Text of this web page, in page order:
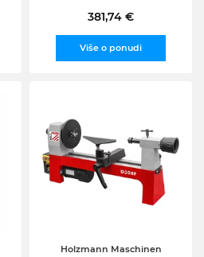
381,74 €
Više o ponudi
Holzmann Maschinen